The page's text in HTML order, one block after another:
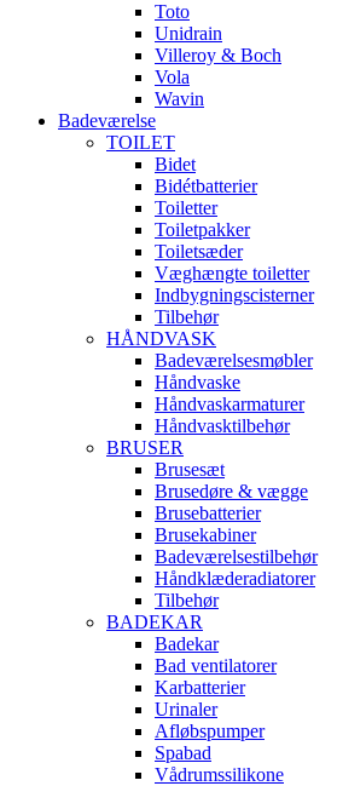
Toto
Unidrain
Villeroy & Boch
Vola
Wavin
Badeværelse
TOILET
Bidet
Bidétbatterier
Toiletter
Toiletpakker
Toiletsæder
Væghængte toiletter
Indbygningscisterner
Tilbehør
HÅNDVASK
Badeværelsesmøbler
Håndvaske
Håndvaskarmaturer
Håndvasktilbehør
BRUSER
Brusesæt
Brusedøre & vægge
Brusebatterier
Brusekabiner
Badeværelsestilbehør
Håndklæderadiatorer
Tilbehør
BADEKAR
Badekar
Bad ventilatorer
Karbatterier
Urinaler
Afløbspumper
Spabad
Vådrumssilikone